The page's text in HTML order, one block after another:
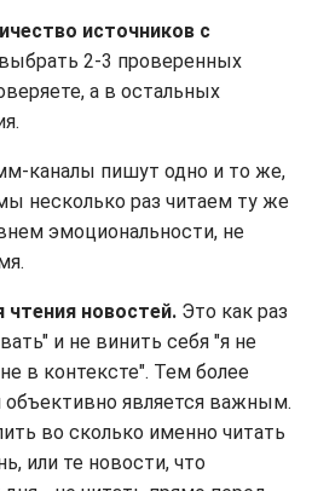
источников с
2-3 проверенных
а в остальных
каналы пишут одно и то же,
несколько раз читаем ту же
эмоциональности, не
чтения новостей. Это как раз
и не винить себя "я не
в контексте". Тем более
объективно является важным.
во сколько именно читать
или те новости, что